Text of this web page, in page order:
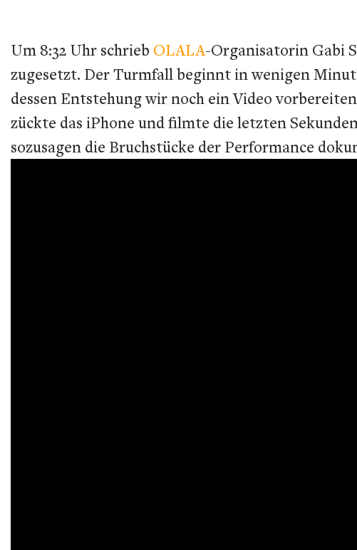
Um 8:32 Uhr schrieb OLALA-Organisatorin Gabi
zugesetzt. Der Turmfall beginnt in wenigen
dessen Entstehung wir noch ein Video
zückte das iPhone und filmte die letzten
sozusagen die Bruchstücke der Performance